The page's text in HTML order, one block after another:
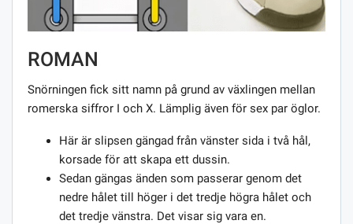
ROMAN
Snörningen fick sitt namn på grund av växlingen mellan
romerska siffror I och X. Lämplig även för sex par öglor.
Här är slipsen gängad från vänster sida i två hål,
korsade för att skapa ett dussin.
Sedan gängas änden som passerar genom det
nedre hålet till höger i det tredje högra hålet och
det tredje vänstra. Det visar sig vara en.